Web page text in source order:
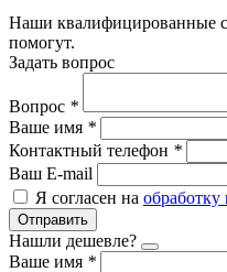
Наши квалифицированные
помогут.
Задать вопрос
Вопрос *
Ваше имя *
Контактный телефон *
Ваш E-mail
Я согласен на
Отправить
Нашли дешевле?
Ваше имя *